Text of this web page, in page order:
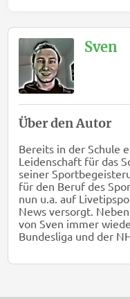
Sven
Über den Autor
Bereits in der Schule
Leidenschaft für das
seiner
für den Beruf des
nun u.a. auf
News versorgt.
von Sven immer
Bundesliga und der